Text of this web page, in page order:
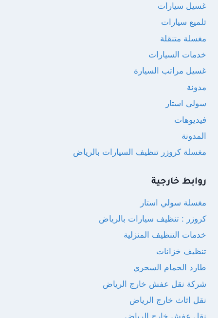
غسيل سيارات
تلميع سيارات
مغسلة متنقلة
خدمات السيارات
غسيل مراتب السيارة
مدونة
سولى استار
فيديوهات
المدونة
مغسلة كروزر تنظيف السيارات بالرياض
روابط خارجية
مغسلة سولي استار
كروزر : تنظيف سيارات بالرياض
خدمات التنظيف المنزلية
تنظيف خزانات
طارد الحمام السحري
شركة نقل عفش خارج الرياض
نقل اثاث خارج الرياض